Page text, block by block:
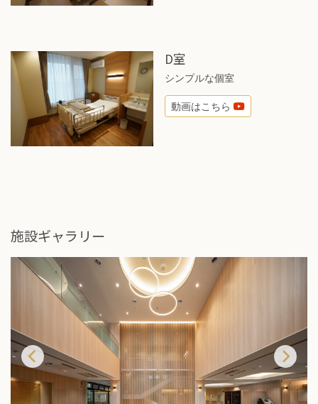
D室
シンプルな個室
動画はこちら
施設ギャラリー
Previous Next